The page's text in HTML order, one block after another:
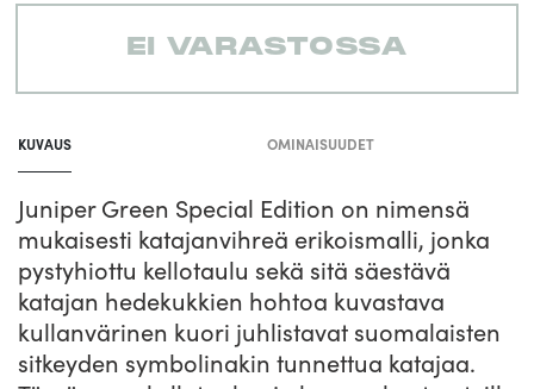
EI VARASTOSSA
koriin
KUVAUS OMINAISUUDET
Juniper Green Special Edition on nimensä
mukaisesti katajanvihreä erikoismalli, jonka
pystyhiottu kellotaulu sekä sitä säestävä
katajan hedekukkien hohtoa kuvastava
kullanvärinen kuori juhlistavat suomalaisten
sitkeyden symbolinakin tunnettua katajaa.